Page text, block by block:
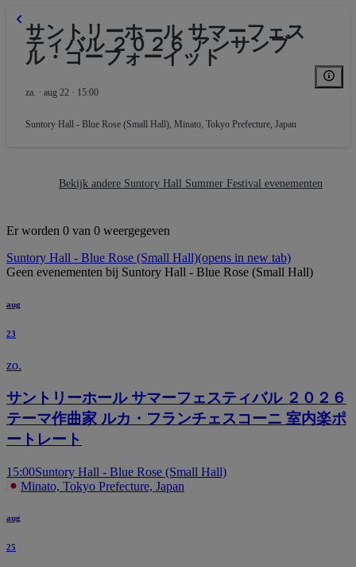
サントリーホール サマーフェス
ティバル ２０２６ アンサンブ
ル・ゴーフォーイット
za. · aug 22 · 15:00
Suntory Hall - Blue Rose (Small Hall), Minato, Tokyo Prefecture, Japan
Bekijk andere Suntory Hall Summer Festival evenementen
Er worden 0 van 0 weergegeven
Suntory Hall - Blue Rose (Small Hall)(opens in new tab)
Geen evenementen bij Suntory Hall - Blue Rose (Small Hall)
aug
23
zo.
サントリーホール サマーフェスティバル ２０２６
テーマ作曲家 ルカ・フランチェスコーニ 室内楽ポ
ートレート
15:00Suntory Hall - Blue Rose (Small Hall)
Minato, Tokyo Prefecture, Japan
aug
25